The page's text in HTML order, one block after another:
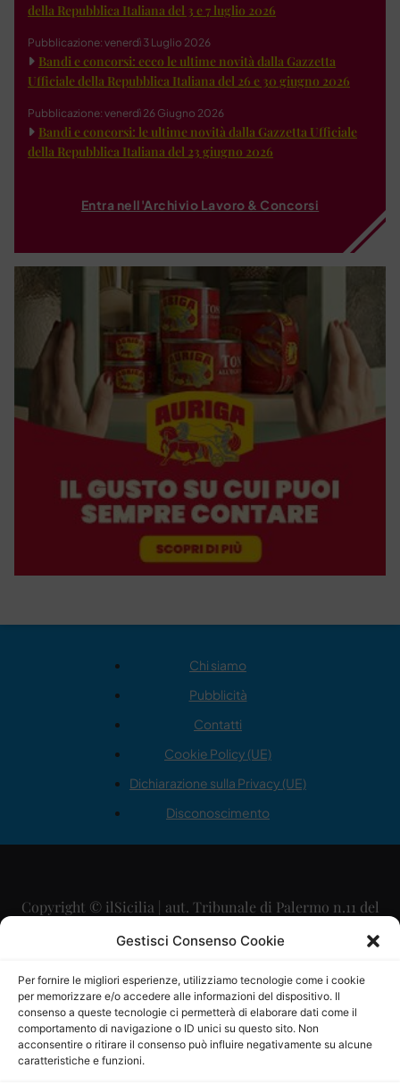
Gestisci Consenso Cookie
Per fornire le migliori esperienze, utilizziamo tecnologie come i cookie
per memorizzare e/o accedere alle informazioni del dispositivo. Il
consenso a queste tecnologie ci permetterà di elaborare dati come il
comportamento di navigazione o ID unici su questo sito. Non
acconsentire o ritirare il consenso può influire negativamente su alcune
caratteristiche e funzioni.
della Repubblica Italiana del 3 e 7 luglio 2026
Pubblicazione: venerdì 3 Luglio 2026
Bandi e concorsi: ecco le ultime novità dalla Gazzetta
Ufficiale della Repubblica Italiana del 26 e 30 giugno 2026
Pubblicazione: venerdì 26 Giugno 2026
Bandi e concorsi: le ultime novità dalla Gazzetta Ufficiale
della Repubblica Italiana del 23 giugno 2026
Entra nell'Archivio Lavoro & Concorsi
Chi siamo
Pubblicità
Contatti
Cookie Policy (UE)
Dichiarazione sulla Privacy (UE)
Disconoscimento
Copyright © ilSicilia | aut. Tribunale di Palermo n.11 del
29/09/2015
Direttore Editoriale: Maurizio Scaglione
Direttore Responsabile: Maria Calabrese